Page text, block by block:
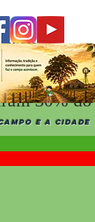
E A CIDADE
30% do